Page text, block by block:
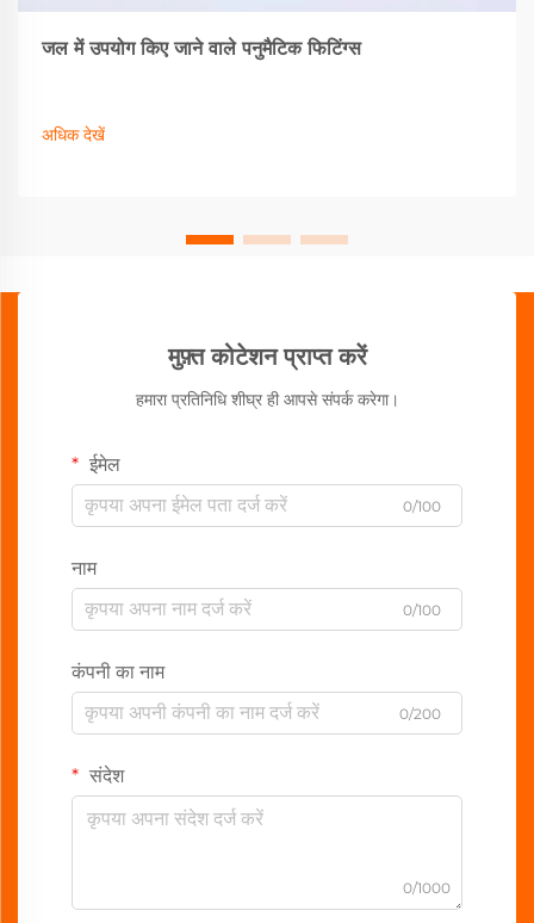
जल में उपयोग किए जाने वाले पनुमैटिक फिटिंग्स
अधिक देखें
मुफ़्त कोटेशन प्राप्त करें
हमारा प्रतिनिधि शीघ्र ही आपसे संपर्क करेगा।
ईमेल
0/100
नाम
0/100
कंपनी का नाम
0/200
संदेश
0/1000